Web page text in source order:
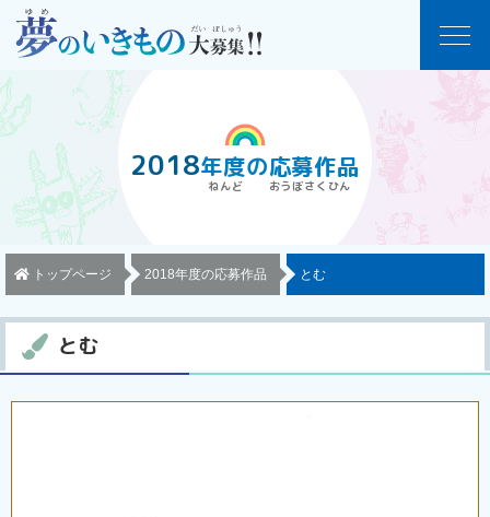
2018年度の応募作品
トップページ 2018年度の応募作品 とむ
とむ